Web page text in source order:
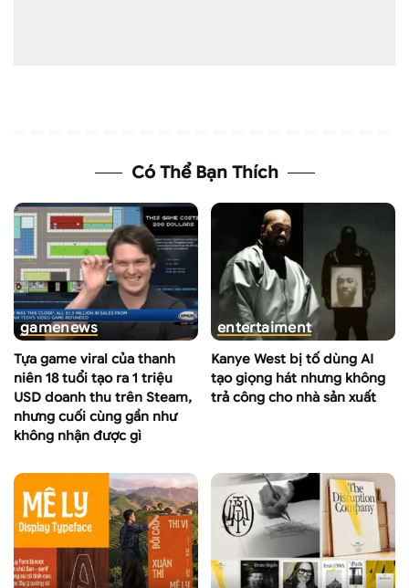
Có Thể Bạn Thích
gamenews
Tựa game viral của thanh
niên 18 tuổi tạo ra 1 triệu
USD doanh thu trên Steam,
nhưng cuối cùng gần như
không nhận được gì
entertaiment
Kanye West bị tố dùng AI
tạo giọng hát nhưng không
trả công cho nhà sản xuất